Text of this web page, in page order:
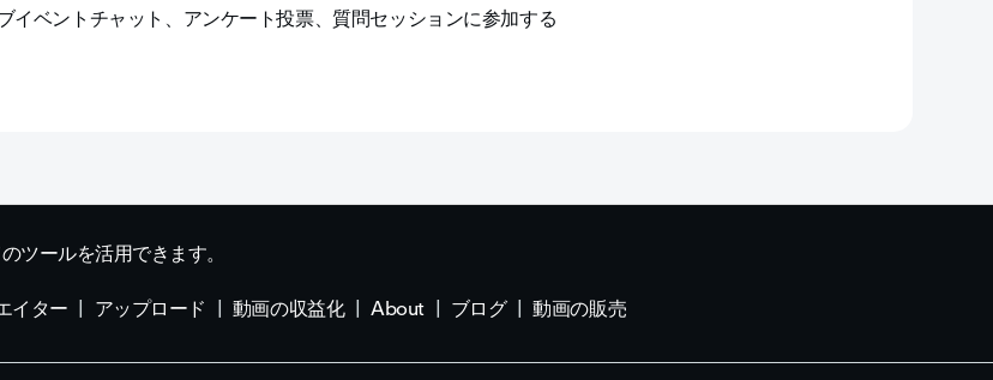
イベントチャット、アンケート投票、質問セッションに参加する
ツールを活用できます。
イター アップロード 動画の収益化 About ブログ 動画の販売